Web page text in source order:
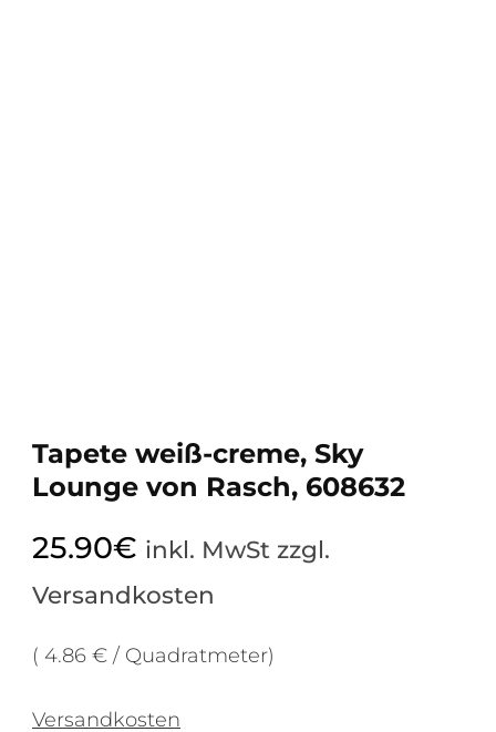
Tapete weiß-creme, Sky
Lounge von Rasch, 608632
25.90€ inkl. MwSt zzgl.
Versandkosten
( 4.86 € / Quadratmeter)
Versandkosten